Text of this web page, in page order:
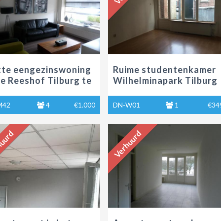
eengezinswoning
Reeshof Tilburg te
4 €1.000
Ruime studentenkamer
Wilhelminapark Tilburg
DN-W01 1
Verhuurd